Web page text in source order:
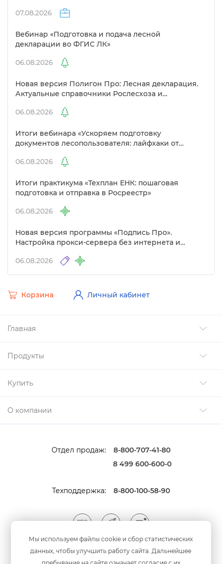
Мы используем файлы cookie и сбор статистических
данных, чтобы улучшить работу сайта. Дальнейшее
07.08.2026
ебинар «Подготовка и подача лесной
декларации во ФГИС ЛК»
06.08.2026
Новая версия Полигон Про: Лесная декларация.
Актуальные справочники Рослесхоза и
06.08.2026
Итоги вебинара «Ускоряем подготовку
документов лесопользователя: лайфхаки от
06.08.2026
Итоги практикума «Техплан ЕНК: пошаговая
подготовка и отправка в Росреестр»
06.08.2026
Новая версия программы «Подпись Про».
Настройка прокси-сервера без интернета и
06.08.2026
Главная
Продукты
Купить
О компании
Корзина Личный кабинет
Отдел продаж:
8-800-707-41-80
8 499 600-600-0
Техподдержка: 8-800-100-58-90
Мы принимаем оплату
анковскими картами